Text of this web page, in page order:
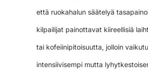
että ruokahalun säätelyä
kilpailijat painottavat kiireellisiä
tai kofeiinipitoisuutta, jolloin
intensiivisempi mutta